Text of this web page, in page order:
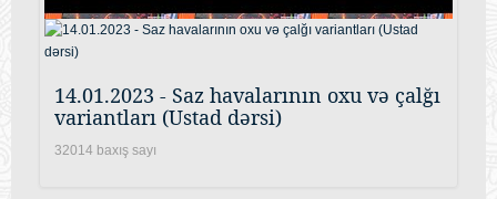
14.01.2023 - Saz havalarının oxu və çalğı
variantları (Ustad dərsi)
32014 baxış sayı